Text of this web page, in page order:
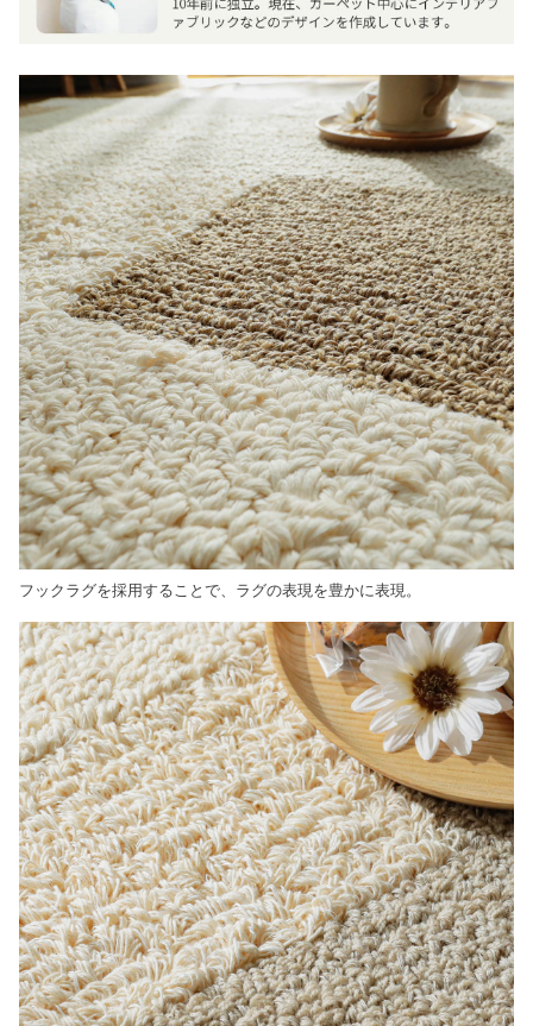
フックラグを採用することで、ラグの表現を豊かに表現。